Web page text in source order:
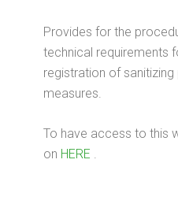
Provides for the
technical requirements
registration of
measures.
To have access to this
on HERE .